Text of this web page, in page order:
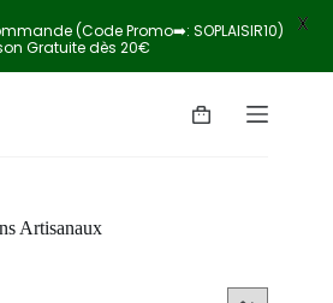
Artisanaux
(Code Promo➡️: SOPLAISIR10)
Gratuite dès 20€
X